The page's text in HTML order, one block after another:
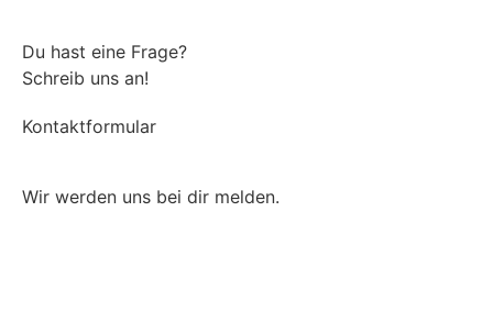
Du hast eine Frage?
Schreib uns an!
Kontaktformular
Wir werden uns bei dir melden.